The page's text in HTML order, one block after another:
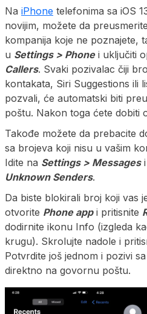
Na iPhone telefonima sa iOS
novijim, možete da
kompanija koje ne poznajete,
u Settings > Phonei uključiti
Callers. Svaki pozivalac čiji
kontakata, Siri Suggestions ili
pozvali, će automatski biti
poštu. Nakon toga ćete dobiti
Takođe možete da prebacite
sa brojeva koji nisu u vašim
Idite na Settings > Messagesi
Unknown Senders.
Da biste blokirali broj koji vas
otvorite Phone appi pritisnite
dodirnite ikonu Info (izgleda
krugu). Skrolujte nadole i
Potvrdite još jednom i pozivi
direktno na govornu poštu.